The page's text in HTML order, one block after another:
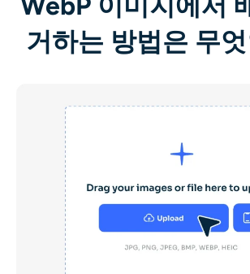
거하는 방법은 무